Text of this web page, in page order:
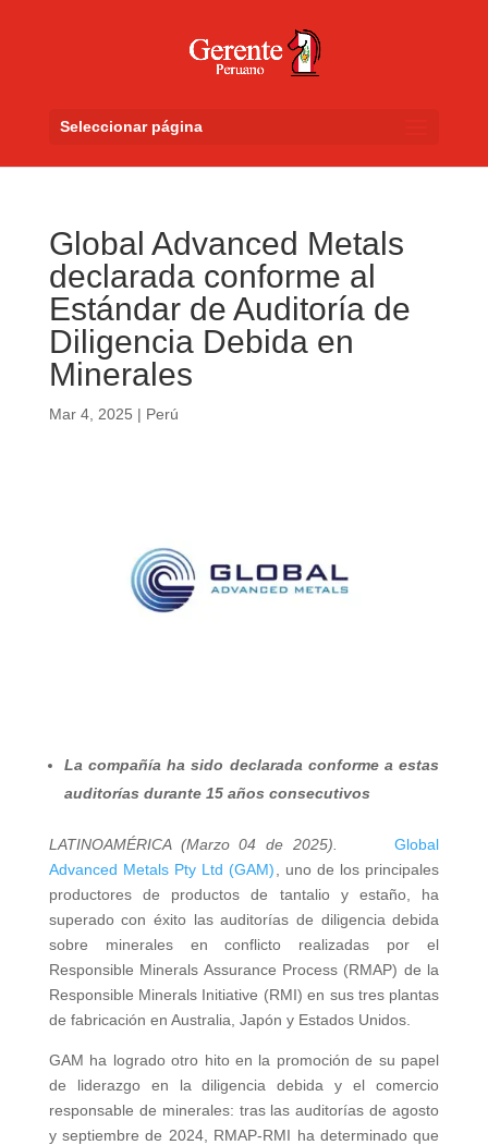
Seleccionar página
Global Advanced Metals
declarada conforme al
Estándar de Auditoría de
Diligencia Debida en
Minerales
Mar 4, 2025 | Perú
La compañía ha sido declarada conforme a estas
auditorías durante 15 años consecutivos
LATINOAMÉRICA (Marzo 04 de 2025).Global
Advanced Metals Pty Ltd (GAM) , uno de los principales
productores de productos de tantalio y estaño, ha
superado con éxito las auditorías de diligencia debida
sobre minerales en conflicto realizadas por el
Responsible Minerals Assurance Process (RMAP) de la
Responsible Minerals Initiative (RMI) en sus tres plantas
de fabricación en Australia, Japón y Estados Unidos.
GAM ha logrado otro hito en la promoción de su papel
de liderazgo en la diligencia debida y el comercio
responsable de minerales: tras las auditorías de agosto
y septiembre de 2024, RMAP-RMI ha determinado que